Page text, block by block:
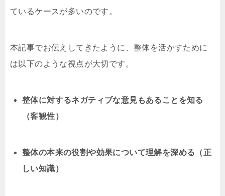
ているケースが多いのです。
本記事でお伝えしてきたように、整体を活かすために
は以下のような視点が大切です。
整体に対するネガティブな意見もあることを知る
（客観性）
整体の本来の役割や効果について理解を深める（正
しい知識）